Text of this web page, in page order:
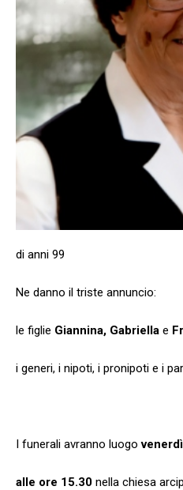
di anni 99
Ne danno il triste annuncio:
le figlie Giannina, Gabriella e
i generi, i nipoti, i pronipoti e i
I funerali avranno luogo
alle ore 15.30 nella chiesa